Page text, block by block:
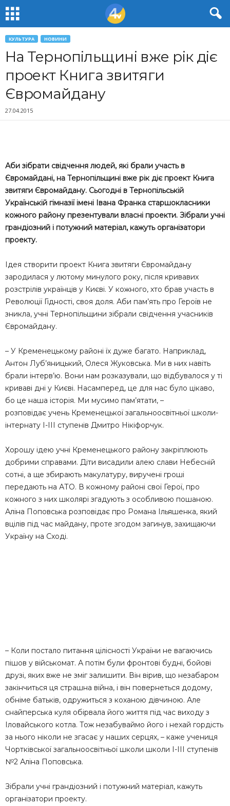
КУЛЬТУРА НОВИНИ
На Тернопільщині вже рік діє
проект Книга звитяги
Євромайдану
27.04.2015
Аби зібрати свідчення людей, які брали участь в
Євромайдані, на Тернопільщині вже рік діє проект Книга
звитяги Євромайдану. Сьогодні в Тернопільській
Українській гімназії імені Івана Франка старшокласники
кожного району презентували власні проекти. Зібрали учні
грандіозний і потужний матеріал, кажуть організатори
проекту.
Ідея створити проект Книга звитяги Євромайдану
зародилася у лютому минулого року, після кривавих
розстрілів українців у Києві. У кожного, хто брав участь в
Революції Гідності, своя доля. Аби пам’ять про Героїв не
зникла, учні Тернопільщини зібрали свідчення учасників
Євромайдану.
– У Кременецькому районі їх дуже багато. Наприклад,
Антон Луб’яницький, Олеся Жуковська. Ми в них навіть
брали інтерв’ю. Вони нам розказували, що відбувалося у ті
криваві дні у Києві. Насамперед, це для нас було цікаво,
бо це наша історія. Ми мусимо пам’ятати, –
розповідає учень Кременецької загальноосвітньої школи-
інтернату І-ІІІ ступенів Дмитро Нікіфорчук.
Хорошу ідею учні Кременецького району закріплюють
добрими справами. Діти висадили алею слави Небесній
сотні, а ще збирають макулатуру, виручені гроші
передають на АТО. В кожному районі свої Герої, про
кожного з них школярі згадують з особливою пошаною.
Аліна Поповська розповідає про Романа Ільяшенка, який
вцілів під час майдану, проте згодом загинув, захищаючи
Україну на Сході.
– Коли постало питання цілісності України не вагаючись
пішов у військомат. А потім були фронтові будні, бойові
друзі, яких вже не зміг залишити. Він вірив, що незабаром
закінчиться ця страшна війна, і він повернеться додому,
обніме батьків, одружиться з коханою дівчиною. Але
снайперська куля обірвала його життя під час виходу з
Іловайського котла. Тож незабуваймо його і нехай гордість
за нього ніколи не згасає у наших серцях, – каже учениця
Чортківської загальноосвітньої школи школи І-ІІІ ступенів
№2 Аліна Поповська.
Зібрали учні грандіозний і потужний матеріал, кажуть
організатори проекту.